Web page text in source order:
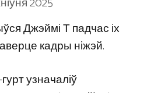
Джэймі Т падчас іх
кадры ніжэй.
узначаліў